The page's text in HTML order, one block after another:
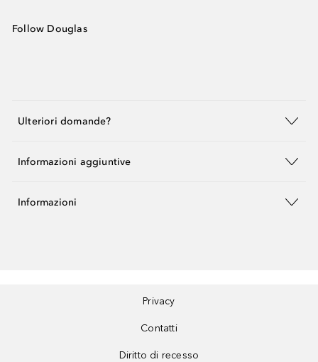
Follow Douglas
Ulteriori domande?
Informazioni aggiuntive
Informazioni
Privacy
Contatti
Diritto di recesso